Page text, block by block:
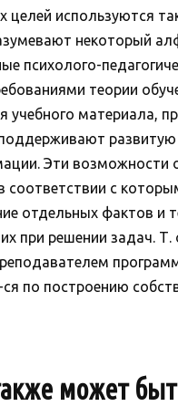
целей используются
некоторый
психолого-
теории
материала,
Эти возможности
соответствии с
отдельных фактов
при решении задач.
по построению
может